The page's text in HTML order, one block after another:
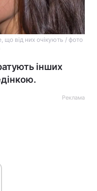
що від них очікують / фото
інших
Реклама